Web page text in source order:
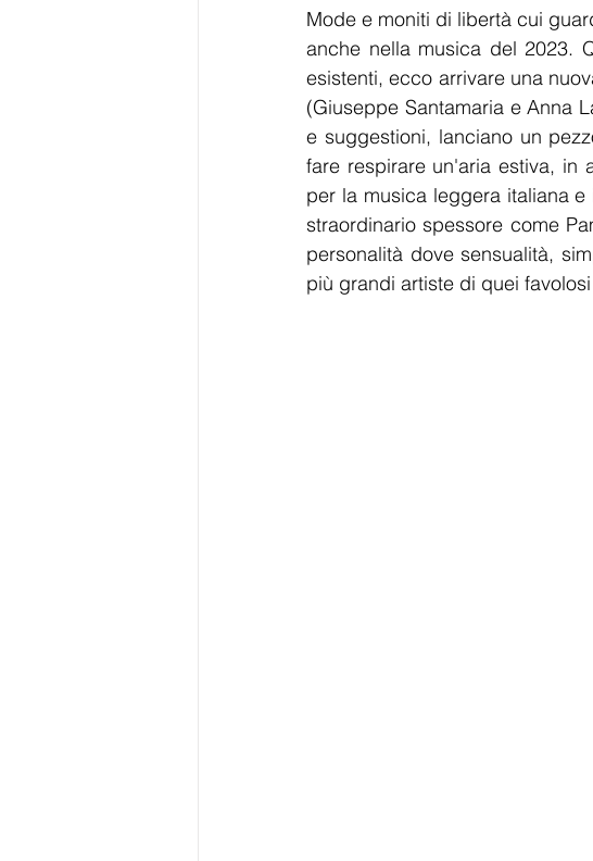
Mode e moniti di libertà cui
anche nella musica del 2023.
esistenti, ecco arrivare una
(Giuseppe Santamaria e Anna
e suggestioni, lanciano un
fare respirare un'aria estiva, in
per la musica leggera italiana
straordinario spessore come
personalità dove sensualità,
più grandi artiste di quei